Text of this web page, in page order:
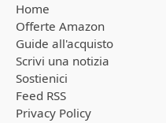
Home
Offerte Amazon
Guide all'acquisto
Scrivi una notizia
Sostienici
Feed RSS
Privacy Policy